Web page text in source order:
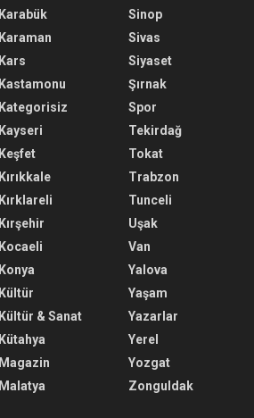
Karabük
Karaman
Kars
Kastamonu
Kategorisiz
Kayseri
Keşfet
Kırıkkale
Kırklareli
Kırşehir
Kocaeli
Konya
Kültür
Kültür & Sanat
Kütahya
Magazin
Malatya
Sinop
Sivas
Siyaset
Şırnak
Spor
Tekirdağ
Tokat
Trabzon
Tunceli
Uşak
Van
Yalova
Yaşam
Yazarlar
Yerel
Yozgat
Zonguldak